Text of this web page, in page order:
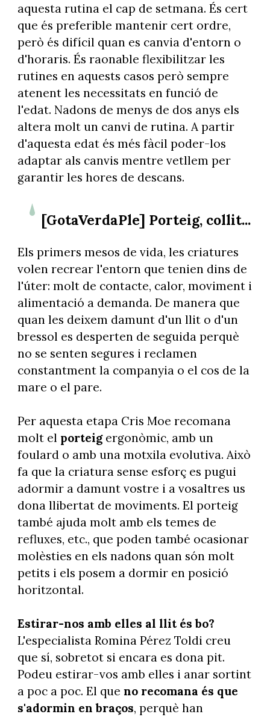
aquesta rutina el cap de setmana. És cert
que és preferible mantenir cert ordre,
però és difícil quan es canvia d'entorn o
d'horaris. És raonable flexibilitzar les
rutines en aquests casos però sempre
atenent les necessitats en funció de
l'edat. Nadons de menys de dos anys els
altera molt un canvi de rutina. A partir
d'aquesta edat és més fàcil poder-los
adaptar als canvis mentre vetllem per
garantir les hores de descans.
[GotaVerdaPle] Porteig, collit...
Els primers mesos de vida, les criatures
volen recrear l'entorn que tenien dins de
l'úter: molt de contacte, calor, moviment i
alimentació a demanda. De manera que
quan les deixem damunt d'un llit o d'un
bressol es desperten de seguida perquè
no se senten segures i reclamen
constantment la companyia o el cos de la
mare o el pare.
Per aquesta etapa Cris Moe recomana
molt el porteigergonòmic, amb un
foulard o amb una motxila evolutiva. Això
fa que la criatura sense esforç es pugui
adormir a damunt vostre i a vosaltres us
dona llibertat de moviments. El porteig
també ajuda molt amb els temes de
refluxes, etc., que poden també ocasionar
molèsties en els nadons quan són molt
petits i els posem a dormir en posició
horitzontal.
Estirar-nos amb elles al llit és bo?
L'especialista Romina Pérez Toldi creu
que sí, sobretot si encara es dona pit.
Podeu estirar-vos amb elles i anar sortint
a poc a poc. El que no recomana és que
s'adormin en braços, perquè han